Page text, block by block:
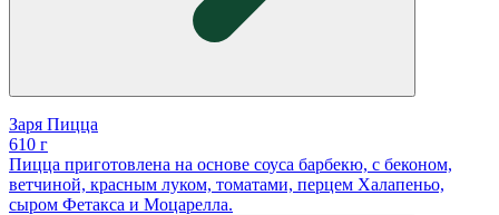
Заря Пицца
610 г
Пицца приготовлена на основе соуса барбекю, с беконом,
ветчиной, красным луком, томатами, перцем Халапеньо,
сыром Фетакса и Моцарелла.